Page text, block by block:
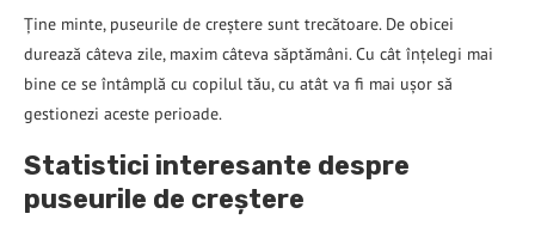
Ține minte, puseurile de creștere sunt trecătoare. De obicei
durează câteva zile, maxim câteva săptămâni. Cu cât înțelegi mai
bine ce se întâmplă cu copilul tău, cu atât va fi mai ușor să
gestionezi aceste perioade.
Statistici interesante despre
puseurile de creștere